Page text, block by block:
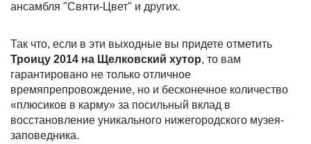
ансамбля "Святи-Цвет" и других.
Так что, если в эти выходные вы придете отметить
Троицу 2014 на Щелковский хутор, то вам
гарантировано не только отличное
времяпрепровождение, но и бесконечное количество
«плюсиков в карму» за посильный вклад в
восстановление уникального нижегородского музея-
заповедника.